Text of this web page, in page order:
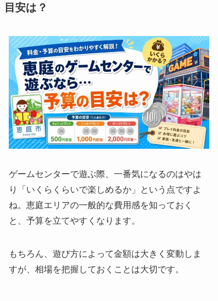
目安は？
ゲームセンターで遊ぶ際、一番気になるのはやは
り「いくらくらいで楽しめるか」という点ですよ
ね。恵庭エリアの一般的な費用感を知っておく
と、予算を立てやすくなります。
もちろん、遊び方によって金額は大きく変動しま
すが、相場を把握しておくことは大切です。